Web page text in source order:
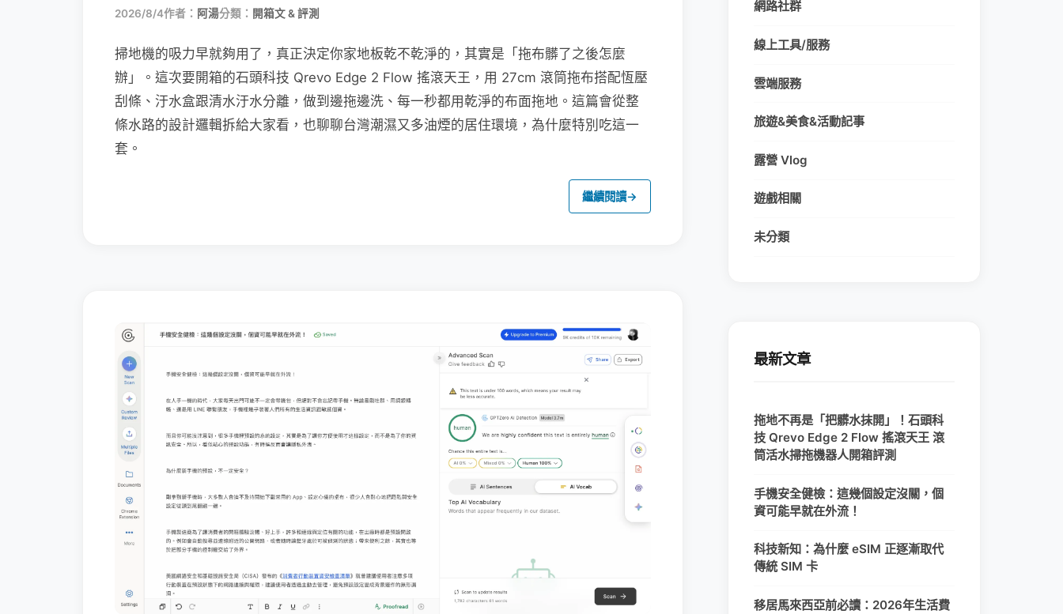
2026/8/4作者： 阿湯分類： 開箱文 & 評測
掃地機的吸力早就夠用了，真正決定你家地板乾不乾淨的，其實是「拖布髒了之後怎麼
辦」。這次要開箱的石頭科技 Qrevo Edge 2 Flow 搖滾天王，用 27cm 滾筒拖布搭配恆壓
刮條、汙水盒跟清水汙水分離，做到邊拖邊洗、每一秒都用乾淨的布面拖地。這篇會從整
條水路的設計邏輯拆給大家看，也聊聊台灣潮濕又多油煙的居住環境，為什麼特別吃這一
套。
繼續閱讀→
網路社群
線上工具/服務
雲端服務
旅遊&美食&活動記事
露營 Vlog
遊戲相關
未分類
最新文章
拖地不再是「把髒水抹開」！石頭科
技 Qrevo Edge 2 Flow 搖滾天王 滾
筒活水掃拖機器人開箱評測
手機安全健檢：這幾個設定沒關，個
資可能早就在外流！
科技新知：為什麼 eSIM 正逐漸取代
傳統 SIM 卡
移居馬來西亞前必讀：2026年生活費